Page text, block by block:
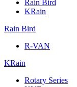
Rain Bird
KRain
Rain Bird
R-VAN
KRain
Rotary Series